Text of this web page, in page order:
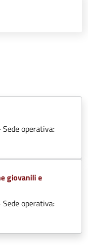
Sede operativa:
giovanili e
Sede operativa: